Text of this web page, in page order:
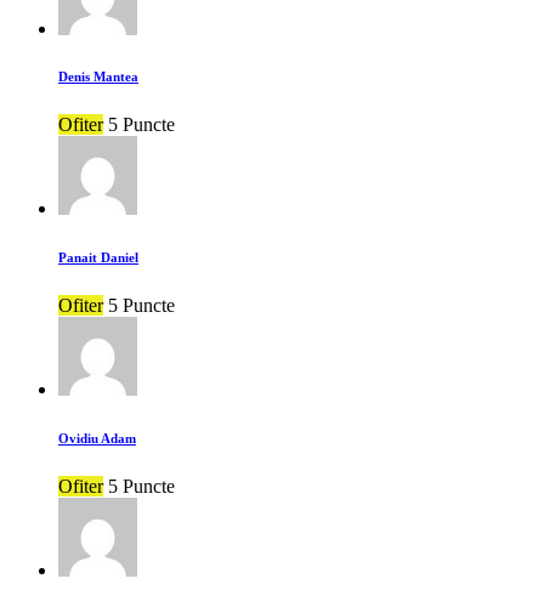
Denis Mantea
Ofiter 5 Puncte
Panait Daniel
Ofiter 5 Puncte
Ovidiu Adam
Ofiter 5 Puncte